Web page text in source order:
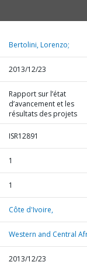
Bertolini, Lorenzo;
2013/12/23
Rapport sur l’état
d’avancement et les
résultats des projets
ISR12891
1
1
Côte d'Ivoire,
Western and Central
2013/12/23